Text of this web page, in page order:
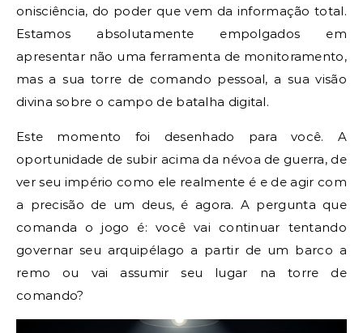
onisciência, do poder que vem da informação total.
Estamos absolutamente empolgados em
apresentar não uma ferramenta de monitoramento,
mas a sua torre de comando pessoal, a sua visão
divina sobre o campo de batalha digital.
Este momento foi desenhado para você. A
oportunidade de subir acima da névoa de guerra, de
ver seu império como ele realmente é e de agir com
a precisão de um deus, é agora. A pergunta que
comanda o jogo é: você vai continuar tentando
governar seu arquipélago a partir de um barco a
remo ou vai assumir seu lugar na torre de
comando?